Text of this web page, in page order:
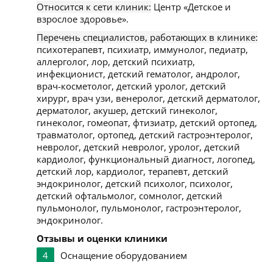
Относится к сети клиник: Центр «Детское и
взрослое здоровье».
Перечень специалистов, работающих в клинике:
психотерапевт, психиатр, иммунолог, педиатр,
аллерголог, лор, детский психиатр,
инфекционист, детский гематолог, андролог,
врач-косметолог, детский уролог, детский
хирург, врач узи, венеролог, детский дерматолог,
дерматолог, акушер, детский гинеколог,
гинеколог, гомеопат, фтизиатр, детский ортопед,
травматолог, ортопед, детский гастроэнтеролог,
невролог, детский невролог, уролог, детский
кардиолог, функциональный диагност, логопед,
детский лор, кардиолог, терапевт, детский
эндокринолог, детский психолог, психолог,
детский офтальмолог, сомнолог, детский
пульмонолог, пульмонолог, гастроэнтеролог,
эндокринолог.
Отзывы и оценки клиники
4
Оснащение оборудованием